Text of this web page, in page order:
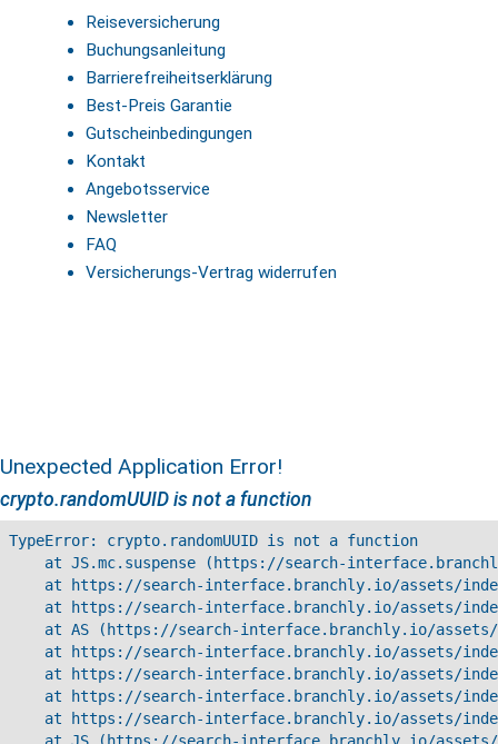
Reiseversicherung
Buchungsanleitung
Barrierefreiheitserklärung
Best-Preis Garantie
Gutscheinbedingungen
Kontakt
Angebotsservice
Newsletter
FAQ
Versicherungs-Vertrag widerrufen
Unexpected Application Error!
crypto.randomUUID is not a function
TypeError: crypto.randomUUID is not a function
at JS.mc.suspense (https://search-
at https://search-interface.branchly.io/assets/
at https://search-interface.branchly.io/assets/
at AS (https://search-interface.branchly.io/
at https://search-interface.branchly.io/assets/
at https://search-interface.branchly.io/assets/
at https://search-interface.branchly.io/assets/
at https://search-interface.branchly.io/assets/